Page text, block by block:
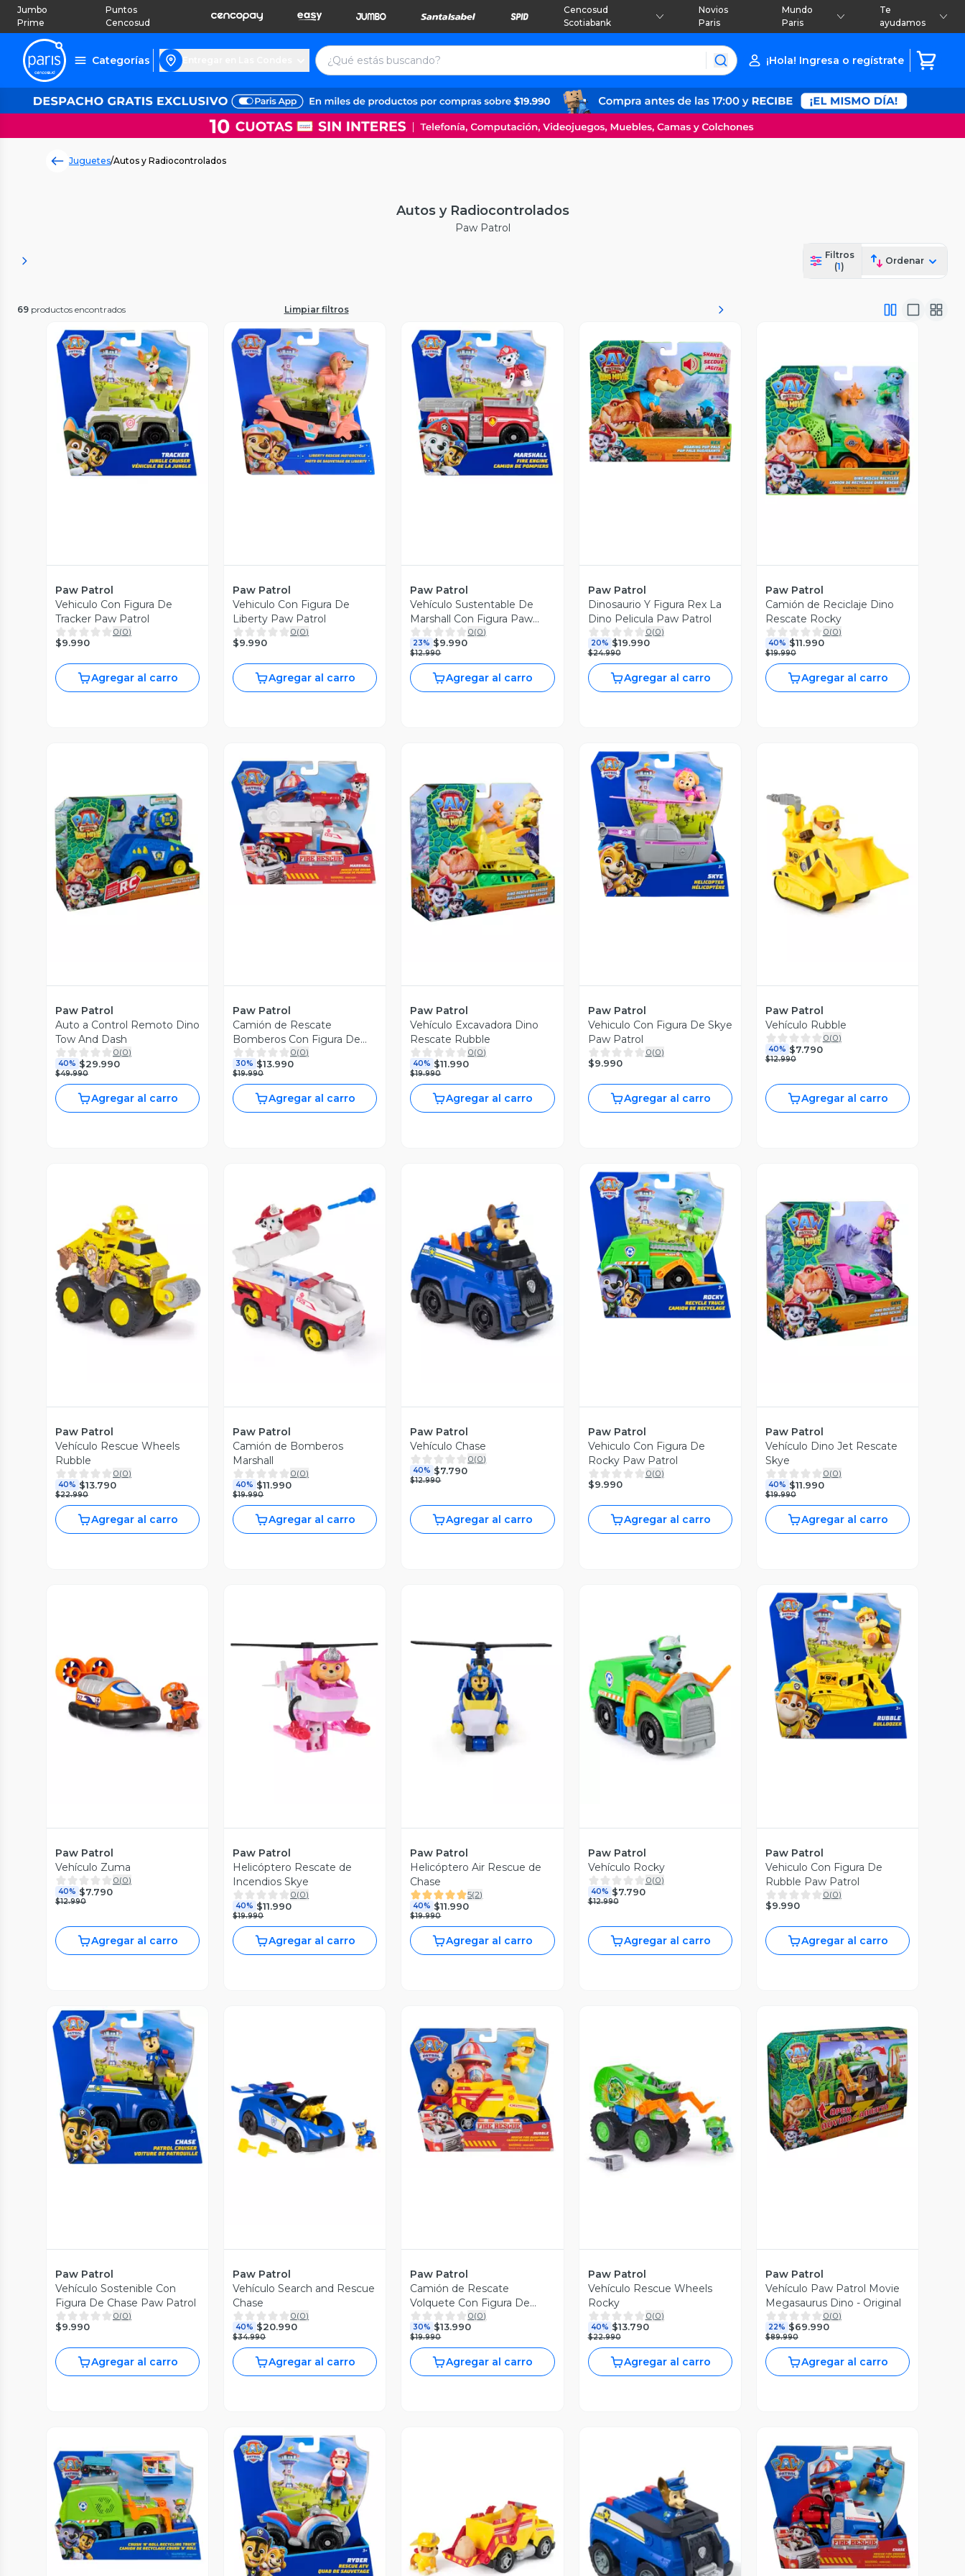
Jumbo
Prime
Puntos
Cencosud
Cencosud
Scotiabank
Novios
Paris
Mundo
Paris
Te
ayudamos
Categorías ¡Hola! Ingresa o regístrate
Juguetes/Autos y Radiocontrolados
Autos y Radiocontrolados
Paw Patrol
Filtros
(1)
Ordenar
69 productos encontrados Limpiar filtros
Vista Previa
Paw Patrol
Vehiculo Con Figura De
Tracker Paw Patrol
0(0)
$9.990
Agregar al carro
Vista Previa
Paw Patrol
Vehiculo Con Figura De
Liberty Paw Patrol
0(0)
$9.990
Agregar al carro
Vista Previa
Paw Patrol
Vehículo Sustentable De
Marshall Con Figura Paw
Patrol
0(0)
23% $9.990
$12.990
Agregar al carro
Vista Previa
Paw Patrol
Dinosaurio Y Figura Rex La
Dino Pelicula Paw Patrol
0(0)
20% $19.990
$24.990
Agregar al carro
Vista Previa
Paw Patrol
Camión de Reciclaje Dino
Rescate Rocky
0(0)
40% $11.990
$19.990
Agregar al carro
Vista Previa
Paw Patrol
Auto a Control Remoto Dino
Tow And Dash
0(0)
40% $29.990
$49.990
Agregar al carro
Vista Previa
Paw Patrol
Camión de Rescate
Bomberos Con Figura De
Marshall Paw Patrol
0(0)
30% $13.990
$19.990
Agregar al carro
Vista Previa
Paw Patrol
Vehículo Excavadora Dino
Rescate Rubble
0(0)
40% $11.990
$19.990
Agregar al carro
Vista Previa
Paw Patrol
Vehiculo Con Figura De Skye
Paw Patrol
0(0)
$9.990
Agregar al carro
Vista Previa
Paw Patrol
Vehículo Rubble
0(0)
40% $7.790
$12.990
Agregar al carro
Vista Previa
Paw Patrol
Vehículo Rescue Wheels
Rubble
0(0)
40% $13.790
$22.990
Agregar al carro
Vista Previa
Paw Patrol
Camión de Bomberos
Marshall
0(0)
40% $11.990
$19.990
Agregar al carro
Vista Previa
Paw Patrol
Vehículo Chase
0(0)
40% $7.790
$12.990
Agregar al carro
Vista Previa
Paw Patrol
Vehiculo Con Figura De
Rocky Paw Patrol
0(0)
$9.990
Agregar al carro
Vista Previa
Paw Patrol
Vehículo Dino Jet Rescate
Skye
0(0)
40% $11.990
$19.990
Agregar al carro
Vista Previa
Paw Patrol
Vehículo Zuma
0(0)
40% $7.790
$12.990
Agregar al carro
Vista Previa
Paw Patrol
Helicóptero Rescate de
Incendios Skye
0(0)
40% $11.990
$19.990
Agregar al carro
Vista Previa
Paw Patrol
Helicóptero Air Rescue de
Chase
5(2)
40% $11.990
$19.990
Agregar al carro
Vista Previa
Paw Patrol
Vehículo Rocky
0(0)
40% $7.790
$12.990
Agregar al carro
Vista Previa
Paw Patrol
Vehiculo Con Figura De
Rubble Paw Patrol
0(0)
$9.990
Agregar al carro
Vista Previa
Paw Patrol
Vehículo Sostenible Con
Figura De Chase Paw Patrol
0(0)
$9.990
Agregar al carro
Vista Previa
Paw Patrol
Vehículo Search and Rescue
Chase
0(0)
40% $20.990
$34.990
Agregar al carro
Vista Previa
Paw Patrol
Camión de Rescate
Volquete Con Figura De
Rubble Paw Patrol
0(0)
30% $13.990
$19.990
Agregar al carro
Vista Previa
Paw Patrol
Vehículo Rescue Wheels
Rocky
0(0)
40% $13.790
$22.990
Agregar al carro
Vista Previa
Paw Patrol
Vehículo Paw Patrol Movie
Megasaurus Dino - Original
0(0)
22% $69.990
$89.990
Agregar al carro
Vista Previa Vista Previa
Vista Previa Vista Previa
Vista Previa